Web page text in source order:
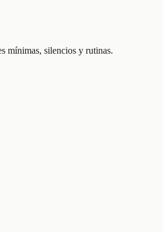
mínimas, silencios y rutinas.